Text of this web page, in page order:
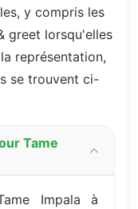
y compris les
greet lorsqu'elles
représentation,
se trouvent ci-
Tame
Impala à